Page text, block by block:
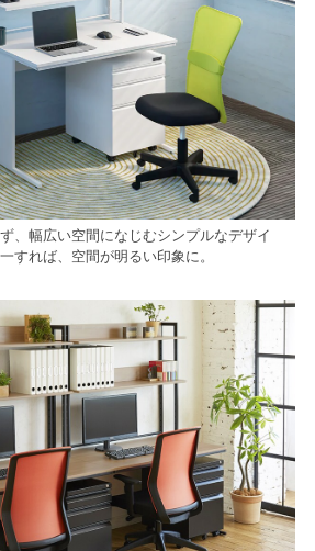
、幅広い空間になじむシンプルなデザイ
すれば、空間が明るい印象に。